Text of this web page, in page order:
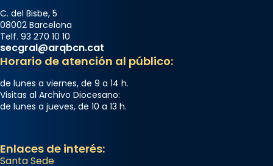
C. del Bisbe, 5
08002 Barcelona
Telf. 93 270 10 10
secgral@arqbcn.cat
Horario de atención al público:
de lunes a viernes, de 9 a 14 h.
Visitas al Archivo Diocesano:
de lunes a jueves, de 10 a 13 h.
Enlaces de interés:
Santa Sede